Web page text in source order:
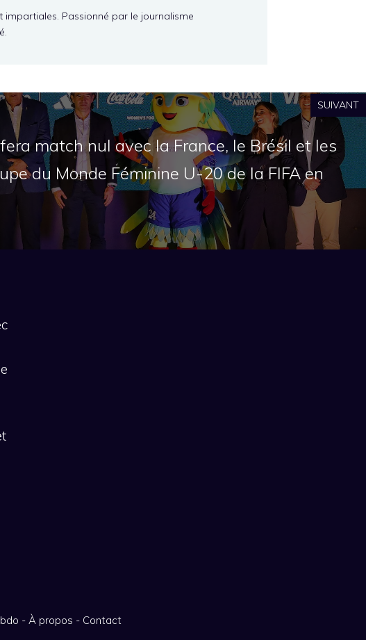
impartiales. Passionné par le journalisme
SUIVANT
match nul avec la France, le Brésil et les
du Monde Féminine U-20 de la FIFA en
- À propos - Contact